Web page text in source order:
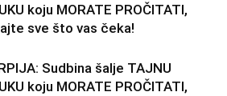
koju MORATE PROČITATI,
sve što vas čeka!
Sudbina šalje TAJNU
koju MORATE PROČITATI,